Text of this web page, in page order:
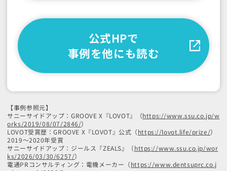
公式HPで
事例を他にも読む
【事例参照元】
サニーサイドアップ：GROOVE X『LOVOT』（https://www.ssu.co.jp/w
orks/2019/08/07/2846/）
LOVOT受賞歴：GROOVE X『LOVOT』公式（https://lovot.life/prize/）
2019～2020年受賞
サニーサイドアップ：ジールス『ZEALS』（https://www.ssu.co.jp/wor
ks/2026/03/30/6257/）
電通PRコンサルティング：電機メーカー（https://www.dentsuprc.co.j